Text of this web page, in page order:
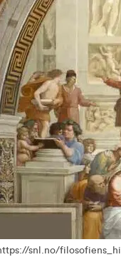
snl.no/